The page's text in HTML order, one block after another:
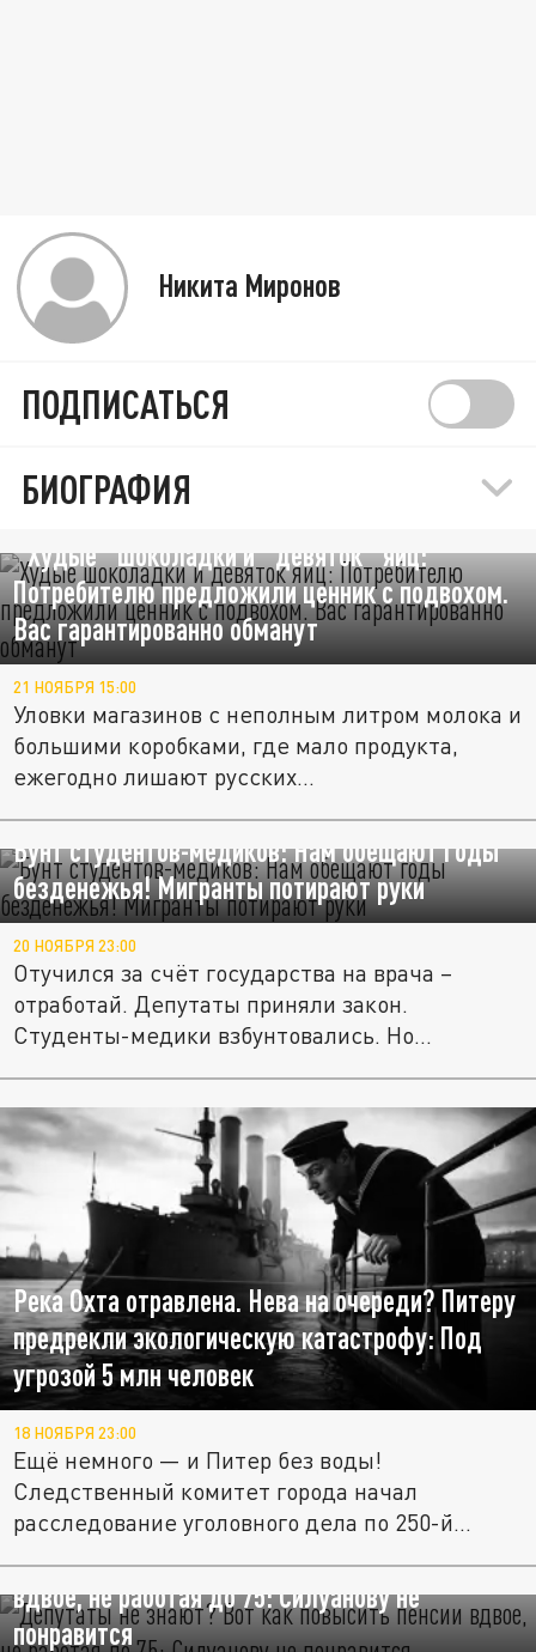
Никита Миронов
ПОДПИСАТЬСЯ
БИОГРАФИЯ
"Худые" шоколадки и "девяток" яиц:
Потребителю предложили ценник с подвохом.
Вас гарантированно обманут
21 НОЯБРЯ 15:00
Уловки магазинов с неполным литром молока и
большими коробками, где мало продукта,
ежегодно лишают русских...
Бунт студентов-медиков: Нам обещают годы
безденежья! Мигранты потирают руки
20 НОЯБРЯ 23:00
Отучился за счёт государства на врача –
отработай. Депутаты приняли закон.
Студенты-медики взбунтовались. Но...
Река Охта отравлена. Нева на очереди? Питеру
предрекли экологическую катастрофу: Под
угрозой 5 млн человек
18 НОЯБРЯ 23:00
Ещё немного — и Питер без воды!
Следственный комитет города начал
расследование уголовного дела по 250-й...
Депутаты не знают? Вот как повысить пенсии
вдвое, не работая до 75: Силуанову не
понравится